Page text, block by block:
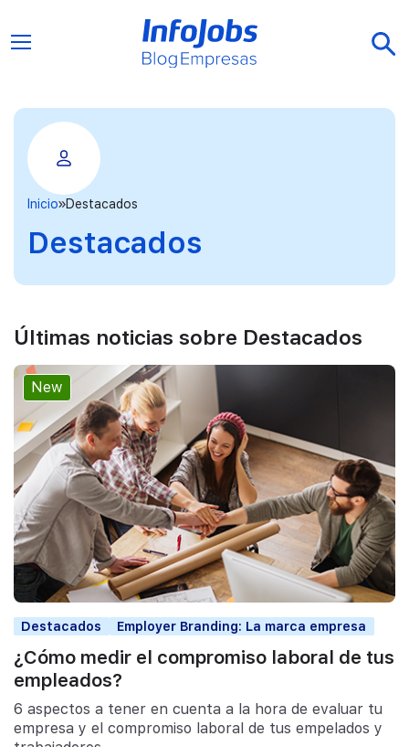
Inicio Destacados
Destacados
Últimas noticias sobre Destacados
New
Destacados Employer Branding: La marca empresa
¿Cómo medir el compromiso laboral de tus
empleados?
6 aspectos a tener en cuenta a la hora de evaluar tu
empresa y el compromiso laboral de tus empelados y